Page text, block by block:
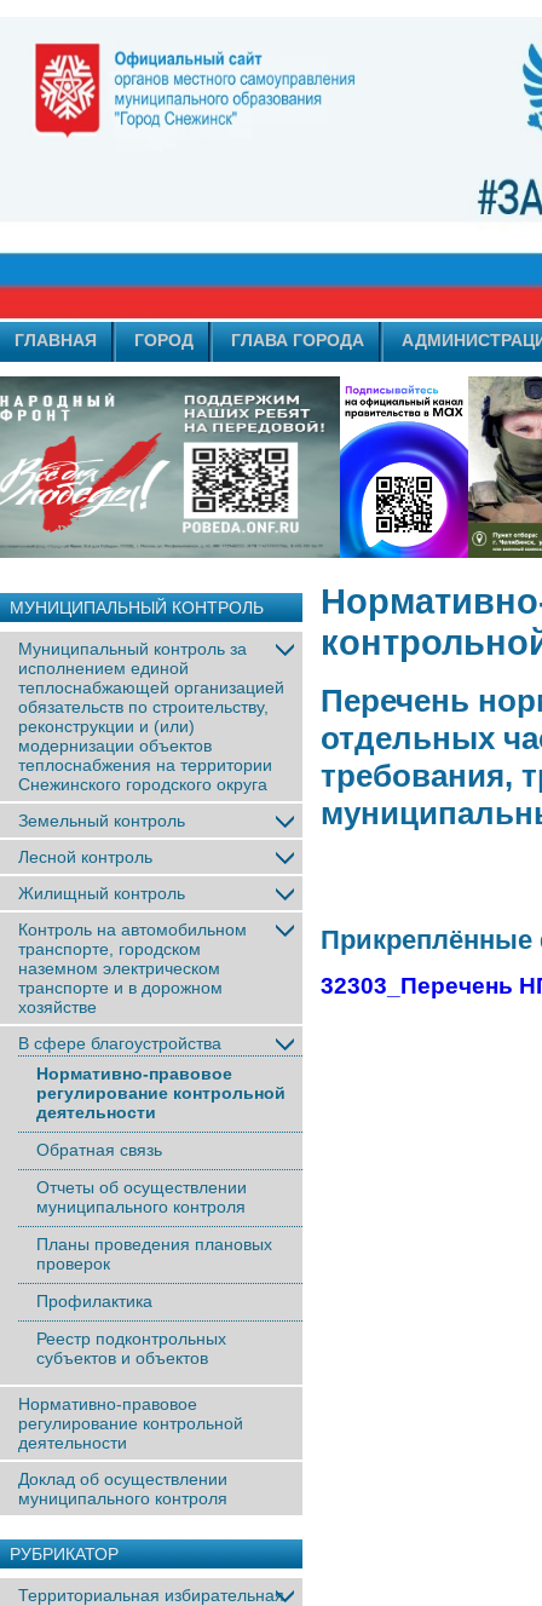
ГЛАВНАЯ ГОРОД ГЛАВА ГОРОДА
МУНИЦИПАЛЬНЫЙ КОНТРОЛЬ
Муниципальный контроль за
исполнением единой
теплоснабжающей организацией
обязательств по строительству,
реконструкции и (или)
модернизации объектов
теплоснабжения на территории
Снежинского городского округа
Земельный контроль
Лесной контроль
Жилищный контроль
Контроль на автомобильном
транспорте, городском
наземном электрическом
транспорте и в дорожном
хозяйстве
В сфере благоустройства
Нормативно-правовое
регулирование контрольной
деятельности
Обратная связь
Отчеты об осуществлении
муниципального контроля
Планы проведения плановых
проверок
Профилактика
Реестр подконтрольных
субъектов и объектов
Нормативно-правовое
регулирование контрольной
деятельности
Доклад об осуществлении
муниципального контроля
РУБРИКАТОР
Территориальная избирательная
Перечень
отдельных
требования,
32303_Перечень